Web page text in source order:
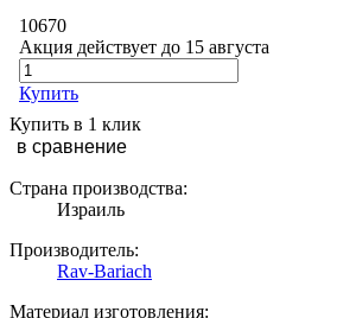
10670
Акция действует до 15 августа
Купить
Купить в 1 клик
в сравнение
Страна производства:
Израиль
Производитель:
Rav-Bariach
Материал изготовления: